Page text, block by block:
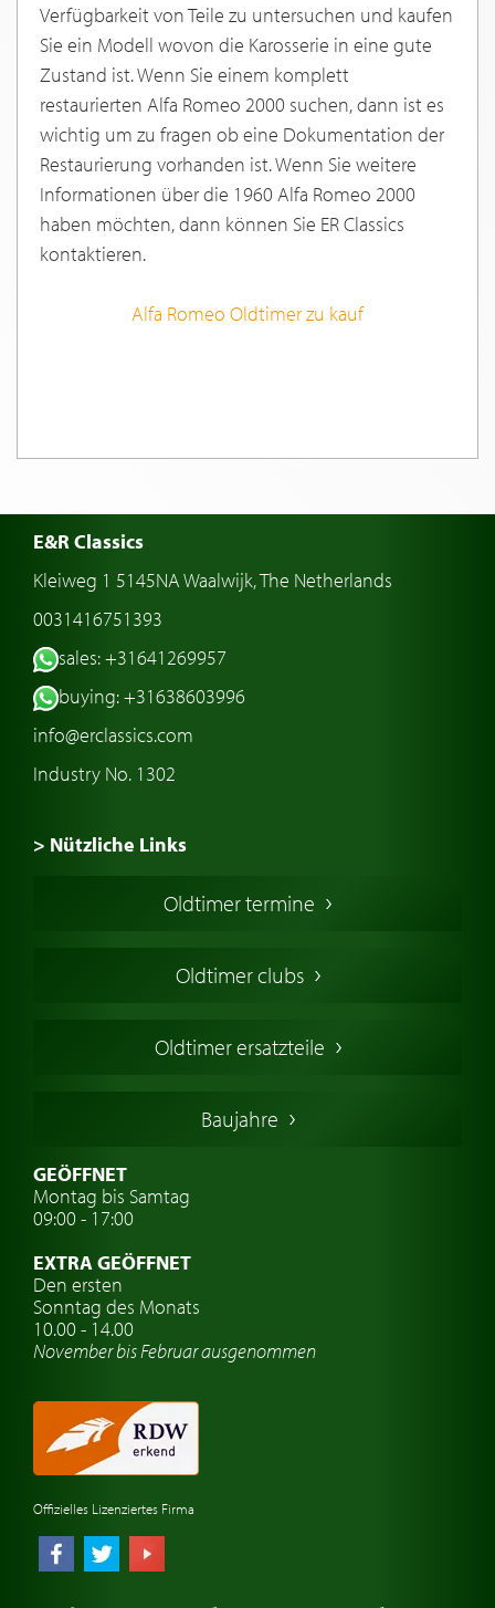
Verfügbarkeit von Teile zu untersuchen und kaufen
Sie ein Modell wovon die Karosserie in eine gute
Zustand ist. Wenn Sie einem komplett
restaurierten Alfa Romeo 2000 suchen, dann ist es
wichtig um zu fragen ob eine Dokumentation der
Restaurierung vorhanden ist. Wenn Sie weitere
Informationen über die 1960 Alfa Romeo 2000
haben möchten, dann können Sie ER Classics
kontaktieren.
Alfa Romeo Oldtimer zu kauf
E&R Classics
Kleiweg 1 5145NA Waalwijk, The Netherlands
0031416751393
sales: +31641269957
buying: +31638603996
info@erclassics.com
Industry No. 1302
> Nützliche Links
Oldtimers in Europa
Englische Oldtimer
Deutsche Oldtimer
Schwedische Oldtimer
Oldtimer mit h-kennzeichen
Auto Oldtimer Markt
Oldtimer-Versicherung
Oldtimer-Clubs
Oldtimer-Reisen
Automarken uhren
Oldtimer termine
Oldtimer clubs
Oldtimer ersatzteile
Baujahre
GEÖFFNET
Montag bis Samtag
09:00 - 17:00
EXTRA GEÖFFNET
Den ersten
Sonntag des Monats
10.00 - 14.00
November bis Februar ausgenommen
Offizielles Lizenziertes Firma